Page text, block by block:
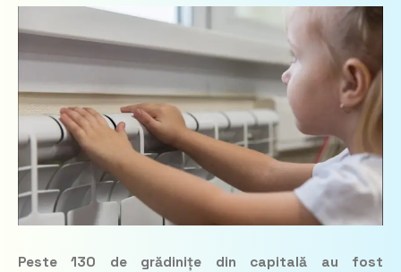
Peste 130 de grădinițe din capitală au fost